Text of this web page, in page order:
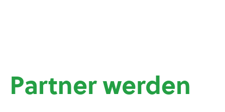
Partner werden